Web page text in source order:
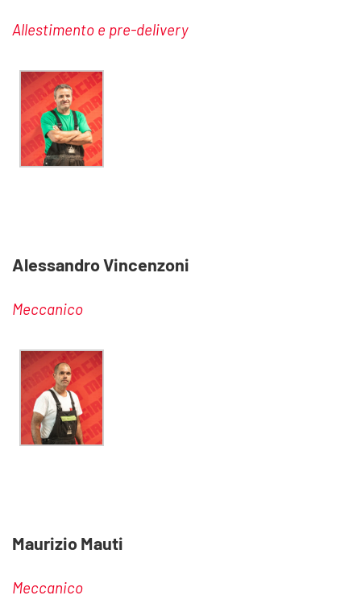
Allestimento e pre-delivery
Alessandro Vincenzoni
Meccanico
Maurizio Mauti
Meccanico